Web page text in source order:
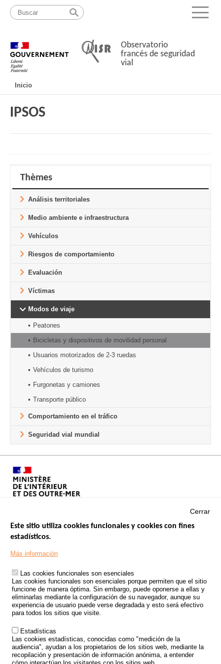
Pasar
contenido
Mapa
web
Menu
Observatorio
francés de seguridad
vial
principale
Inicio
IPSOS
Thèmes
Análisis territoriales
Medio ambiente e infraestructura
Vehículos
Riesgos de comportamiento
Evaluación
Víctimas
Modos de viaje
Peatones
Bicicletas y dispositivos de movilidad personal
Usuarios motorizados de 2-3 ruedas
Vehículos de turismo
Furgonetas y camiones
Transporte público
Comportamiento en el tráfico
Seguridad vial mundial
Footer
TRATAMIENTO DE DATOS PERSONALES PROCEDENTES DE
ACCIDENTES DE TRÁFICO
ESTUDIOS
CONVOCATORIA DE PROYECTOS DE ESTUDIOS
POLÍTICA DE SEGURIDAD VIAL
Outils
EVENTOS
Cerrar
Este sitio utiliza cookies funcionales y cookies con fines
estadísticos.
Más información
Las cookies funcionales son esenciales
Las cookies funcionales son esenciales porque permiten que el sitio
funcione de manera óptima. Sin embargo, puede oponerse a ellas y
eliminarlas mediante la configuración de su navegador, aunque su
experiencia de usuario puede verse degradada y esto será efectivo
para todos los sitios que visite.
Estadísticas
Las cookies estadísticas, conocidas como "medición de la
audiencia", ayudan a los propietarios de los sitios web, mediante la
recopilación y presentación de información anónima, a entender